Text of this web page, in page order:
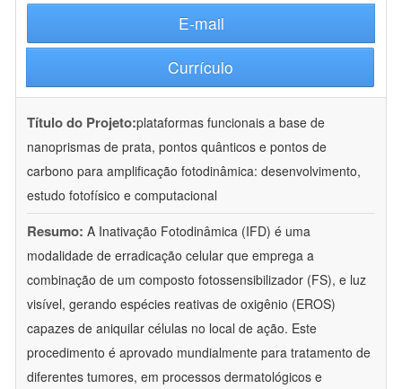
E-mail
Currículo
Título do Projeto:plataformas funcionais a base de
nanoprismas de prata, pontos quânticos e pontos de
carbono para amplificação fotodinâmica: desenvolvimento,
estudo fotofísico e computacional
Resumo: A Inativação Fotodinâmica (IFD) é uma
modalidade de erradicação celular que emprega a
combinação de um composto fotossensibilizador (FS), e luz
visível, gerando espécies reativas de oxigênio (EROS)
capazes de aniquilar células no local de ação. Este
procedimento é aprovado mundialmente para tratamento de
diferentes tumores, em processos dermatológicos e